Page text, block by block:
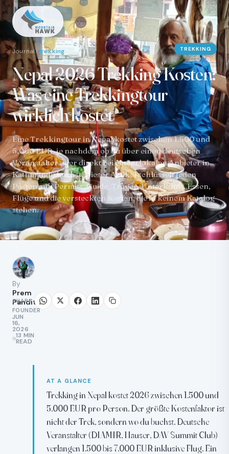
TREKKING
Journal/Trekking
Nepal 2026 Trekking Kosten:
Was eine Trekkingtour
wirklich kostet
Eine Trekkingtour in Nepal kostet zwischen 1.500 und
5.000 EUR, je nachdem ob du über einen deutschen
Veranstalter oder direkt bei einem lokalen Anbieter in
Kathmandu buchst. Dieser Artikel schlüsselt jeden
Posten auf: Permits, Guide, Träger, Unterkunft, Essen,
Flüge und die versteckten Kosten, die in keinem Katalog
stehen.
By
Prem
Pandit
FOUNDER
JUN
16,
2026
13 MIN
READ
SHARE
AT A GLANCE
Trekking in Nepal kostet 2026 zwischen 1.500 und
5.000 EUR pro Person. Der größte Kostenfaktor ist
nicht der Trek, sondern wo du buchst. Deutsche
Veranstalter (DIAMIR, Hauser, DAV Summit Club)
verlangen 1.500 bis 7.000 EUR inklusive Flug. Ein